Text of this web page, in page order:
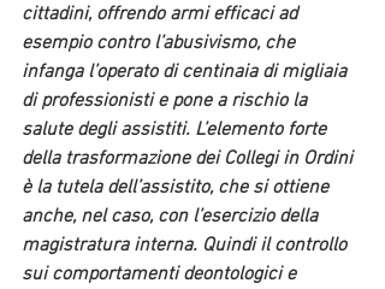
cittadini, offrendo armi efficaci ad
esempio contro l’abusivismo, che
infanga l’operato di centinaia di migliaia
di professionisti e pone a rischio la
salute degli assistiti. L’elemento forte
della trasformazione dei Collegi in Ordini
è la tutela dell’assistito, che si ottiene
anche, nel caso, con l’esercizio della
magistratura interna. Quindi il controllo
sui comportamenti deontologici e